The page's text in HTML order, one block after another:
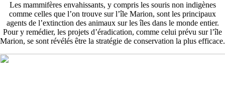
Les mammifères envahissants, y compris les souris non indigènes
comme celles que l’on trouve sur l’île Marion, sont les principaux
agents de l’extinction des animaux sur les îles dans le monde entier.
Pour y remédier, les projets d’éradication, comme celui prévu sur l’île
Marion, se sont révélés être la stratégie de conservation la plus efficace.